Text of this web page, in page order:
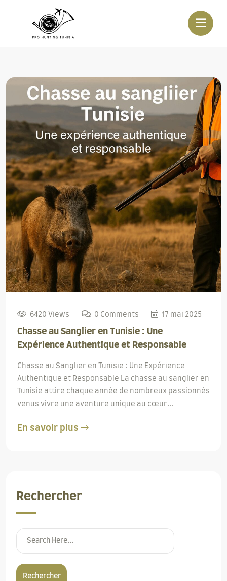
6420 Views 0 Comments 17 mai 2025
Chasse au Sanglier en Tunisie : Une
Expérience Authentique et Responsable
Chasse au Sanglier en Tunisie : Une Expérience
Authentique et Responsable La chasse au sanglier en
Tunisie attire chaque année de nombreux passionnés
venus vivre une aventure unique au cœur...
En savoir plus
Rechercher
Rechercher